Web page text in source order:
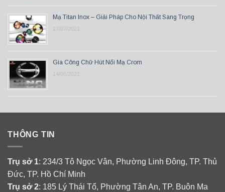
Mạ Titan Inox – Giải Pháp Cho Nội Thất Sang Trọng
17/07/2021
Gia Công Chữ Hút Nổi Mạ Crom
14/06/2021
THÔNG TIN
Trụ sở 1: 234/3 Tô Ngọc Vân, Phường Linh Đông, TP. Thủ
Đức, TP. Hồ Chí Minh
Trụ sở 2: 185 Lý Thái Tổ, Phường Tân An, TP. Buôn Ma